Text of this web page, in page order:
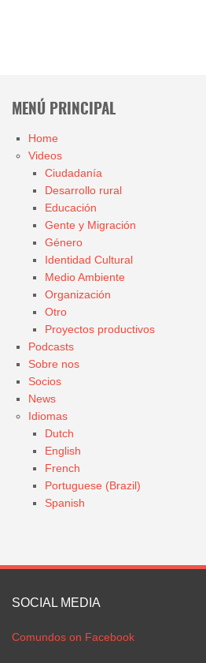
MENÚ PRINCIPAL
Home
Videos
Ciudadanía
Desarrollo rural
Educación
Gente y Migración
Género
Identidad Cultural
Medio Ambiente
Organización
Otro
Proyectos productivos
Podcasts
Sobre nos
Socios
News
Idiomas
Dutch
English
French
Portuguese (Brazil)
Spanish
SOCIAL MEDIA
Comundos on Facebook